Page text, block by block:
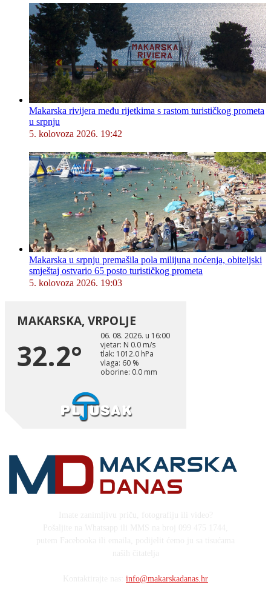
Makarska rivijera među rijetkima s rastom turističkog prometa
u srpnju
5. kolovoza 2026. 19:42
Makarska u srpnju premašila pola milijuna noćenja, obiteljski
smještaj ostvario 65 posto turističkog prometa
5. kolovoza 2026. 19:03
info@makarskadanas.hr